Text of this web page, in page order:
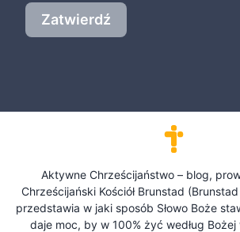
Zatwierdź
Aktywne Chrześcijaństwo – blog,
Chrześcijański Kościół Brunstad
przedstawia w jaki sposób Słowo Boże
daje moc, by w 100% żyć według